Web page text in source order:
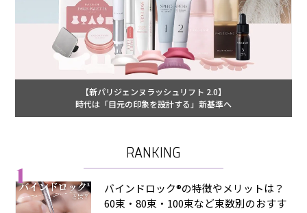
【新パリジェンヌラッシュリフト 2.0】
時代は「目元の印象を設計する」新基準へ
RANKING
1
バインドロック®の特徴やメリットは？
60束・80束・100束など束数別のおすす